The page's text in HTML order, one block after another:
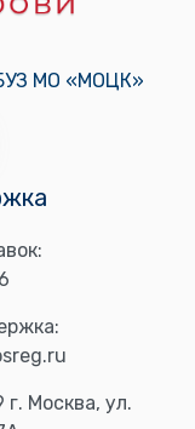
МО «МОЦК»
г. Москва, ул.